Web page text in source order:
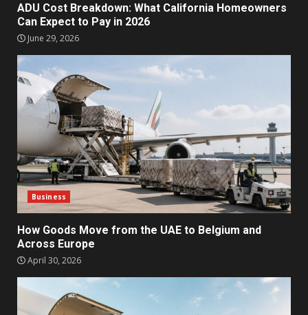
ADU Cost Breakdown: What California Homeowners
Can Expect to Pay in 2026
June 29, 2026
Business
How Goods Move from the UAE to Belgium and
Across Europe
April 30, 2026